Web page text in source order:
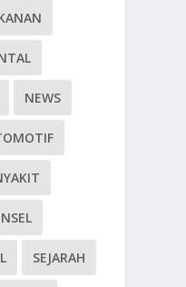
NEWS
SEJARAH